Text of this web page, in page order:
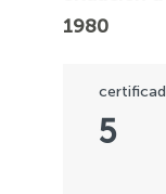
1980
5